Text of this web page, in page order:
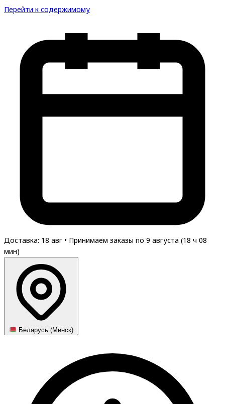
Перейти к содержимому
Доставка: 18 авг • Принимаем заказы по 9 августа (18 ч 08
мин)
Беларусь (Минск)